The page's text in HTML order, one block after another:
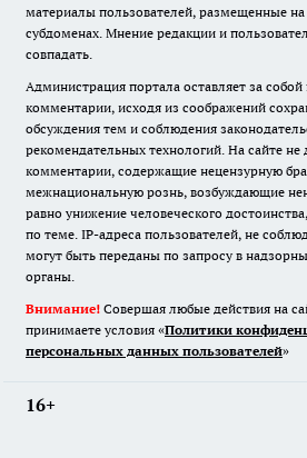
материалы пользователей, размещенные на
субдоменах. Мнение редакции и
совпадать.
Администрация портала оставляет за
комментарии, исходя из соображений
обсуждения тем и соблюдения
рекомендательных технологий. На сайте не
комментарии, содержащие нецензурную
межнациональную рознь, возбуждающие
равно унижение человеческого
по теме. IP-адреса пользователей, не
могут быть переданы по запросу в
органы.
Внимание! Совершая любые действия на
принимаете условия «Политики
персональных данных пользователей»
16+